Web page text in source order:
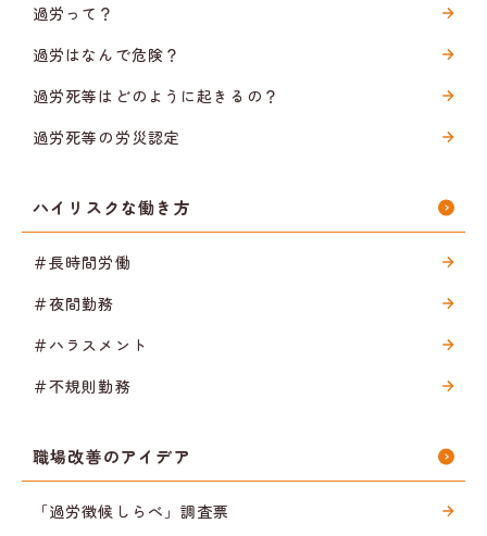
過労って？
過労はなんで危険？
過労死等はどのように起きるの？
過労死等の労災認定
ハイリスクな働き方
＃長時間労働
＃夜間勤務
＃ハラスメント
＃不規則勤務
職場改善のアイデア
「過労徴候しらべ」調査票